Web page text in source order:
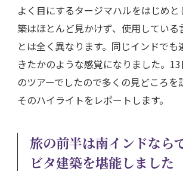
よく目にするタージマハルをはじめ
築はほとんど見かけず、使用している
とは全く異なります。同じインドでも
きたかのような感覚になりました。
のツアーでしたので多くの見どころを
そのハイライトをレポートします。
旅の前半は南インドなら
ビタ建築を堪能しました